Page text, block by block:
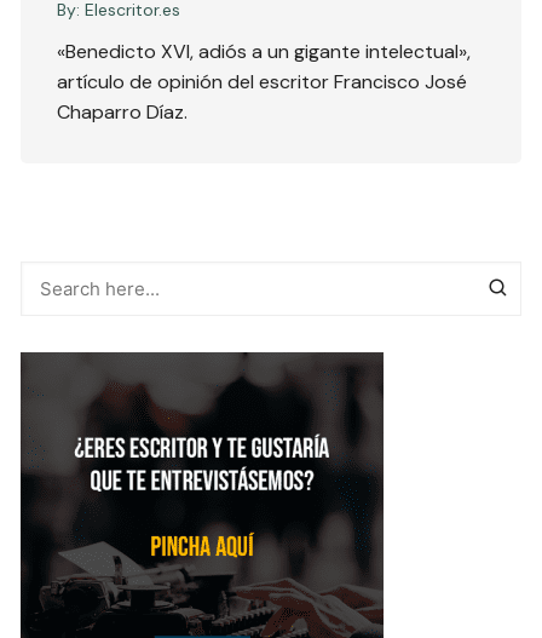
By: Elescritor.es
«Benedicto XVI, adiós a un gigante intelectual»,
artículo de opinión del escritor Francisco José
Chaparro Díaz.